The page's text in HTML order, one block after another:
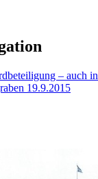
– auch
19.9.2015